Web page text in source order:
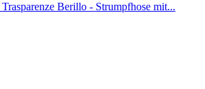
Trasparenze Berillo - Strumpfhose mit...